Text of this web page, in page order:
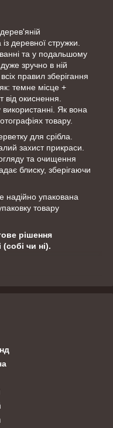
деревної стружки.
та у подальшому
зручно в ній
правил зберігання
як: темне місце +
від окиснення.
Як вона
товару.
для срібла.
захист прикраси.
та очищення
блиску, зберігаючи
надійно упакована
товару
рішення
чи ні).